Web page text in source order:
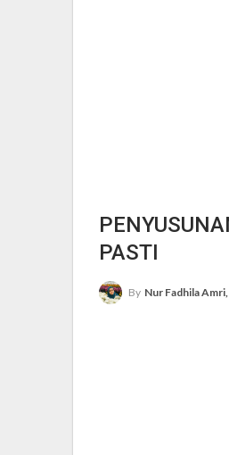
PASTI
By Nur Fadhila Amri, SE.,